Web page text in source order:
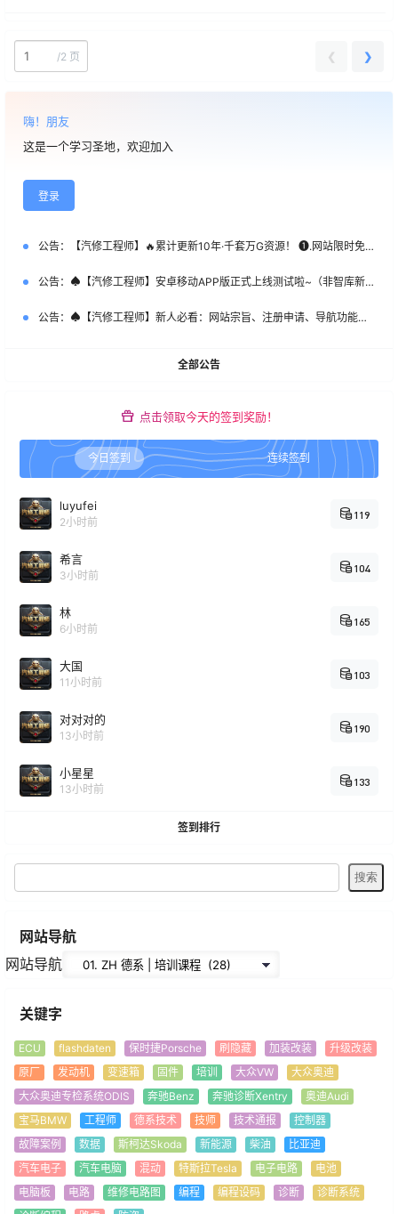
/2 页 ❮ ❯
嗨！朋友
这是一个学习圣地，欢迎加入
登录
公告： 【汽修工程师】🔥累计更新10年·千套万G资源！ ❶.网站限时免费注册！ ❷.新客首次SVIP特惠：￥365 ❸.老会员永久SVIP补：￥666 （名额50个，加微优先）【管理员】微DataAuto
公告： ♠【汽修工程师】安卓移动APP版正式上线测试啦~（非智库新系统）
公告： ♠【汽修工程师】新人必看：网站宗旨、注册申请、导航功能、下载权限、快速查询等常用指南说明！
全部公告
点击领取今天的签到奖励！
今日签到 连续签到
luyufei
2小时前
119
希言
3小时前
104
林
6小时前
165
大国
11小时前
103
对对对的
13小时前
190
小星星
13小时前
133
签到排行
网站导航
网站导航
关键字
ECU flashdaten 保时捷Porsche 刷隐藏 加装改装
升级改装
原厂
发动机 变速箱 固件 培训 大众VW
大众奥迪
大众奥迪专检系统ODIS
奔驰Benz 奔驰诊断Xentry
奥迪Audi
宝马BMW
工程师 德系技术 技师 技术通报
控制器
故障案例
数据 斯柯达Skoda 新能源 柴油
比亚迪
汽车电子
汽车电脑 混动 特斯拉Tesla 电子电路
电池
电脑板
电路 维修电路图 编程 编程设码 诊断
诊断系统